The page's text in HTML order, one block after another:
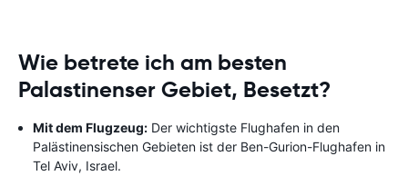
Wie betrete ich am besten
Palastinenser Gebiet, Besetzt?
Mit dem Flugzeug: Der wichtigste Flughafen in den
Palästinensischen Gebieten ist der Ben-Gurion-Flughafen in
Tel Aviv, Israel.